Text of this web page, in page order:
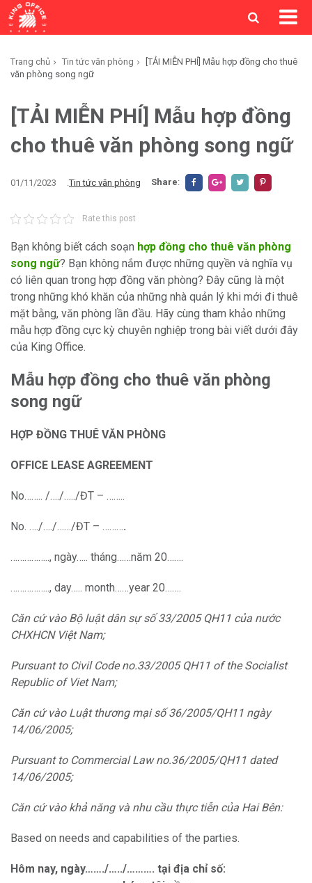
Trang chủ Tin tức văn phòng
[TẢI MIỄN PHÍ] Mẫu hợp đồng cho thuê
văn phòng song ngữ
[TẢI MIỄN PHÍ] Mẫu hợp đồng
cho thuê văn phòng song ngữ
01/11/2023 .Tin tức văn phòng Share:
Rate this post
Bạn không biết cách soạn hợp đồng cho thuê văn phòng
song ngữ? Bạn không nắm được những quyền và nghĩa vụ
có liên quan trong hợp đồng văn phòng? Đây cũng là một
trong những khó khăn của những nhà quản lý khi mới đi thuê
mặt bằng, văn phòng lần đầu. Hãy cùng tham khảo những
mẫu hợp đồng cực kỳ chuyên nghiệp trong bài viết dưới đây
của King Office.
Mẫu hợp đồng cho thuê văn phòng
song ngữ
HỢP ĐỒNG THUÊ VĂN PHÒNG
OFFICE LEASE AGREEMENT
No…….. /…./…../ĐT – ……..
No. …./…./……/ĐT – ……….
…………….., ngày….. tháng……năm 20…….
…………….., day….. month……year 20…….
Căn cứ vào Bộ luật dân sự số 33/2005 QH11 của nước
CHXHCN Việt Nam;
Pursuant to Civil Code no.33/2005 QH11 of the Socialist
Republic of Viet Nam;
Căn cứ vào Luật thương mại số 36/2005/QH11 ngày
14/06/2005;
Pursuant to Commercial Law no.36/2005/QH11 dated
14/06/2005;
Căn cứ vào khả năng và nhu cầu thực tiễn của Hai Bên:
Based on needs and capabilities of the parties.
Hôm nay, ngày……./…../………. tại địa chỉ số: